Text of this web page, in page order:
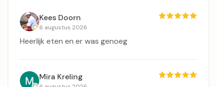
Kees Doorn
6 augustus 2026
Heerlijk eten en er was genoeg
Mira Kreling